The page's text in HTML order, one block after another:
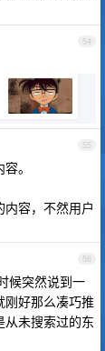
54
55
。
容，不然用户
56
候突然说到一
好那么凑巧推
未搜索过的东